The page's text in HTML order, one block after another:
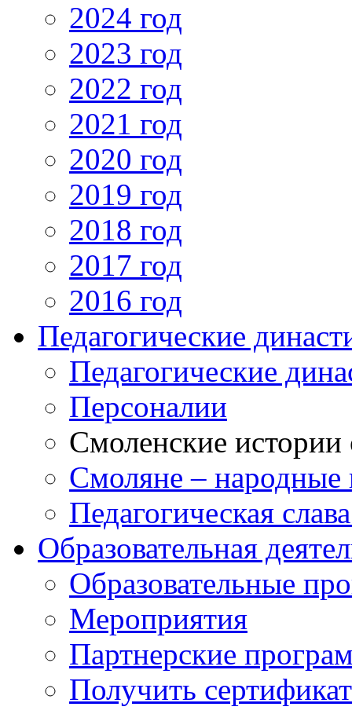
2024 год
2023 год
2022 год
2021 год
2020 год
2019 год
2018 год
2017 год
2016 год
Педагогические
Педагогические
Персоналии
Смоленские
Смоляне – народные
Педагогическая
Образовательная
Образовательные
Мероприятия
Партнерские
Получить сертификат